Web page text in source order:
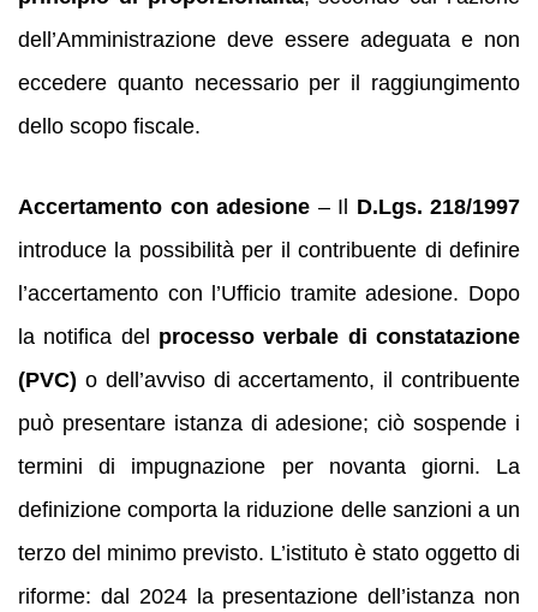
dell’Amministrazione deve essere adeguata e non
eccedere quanto necessario per il raggiungimento
dello scopo fiscale.
Accertamento con adesione – Il D.Lgs. 218/1997
introduce la possibilità per il contribuente di definire
l’accertamento con l’Ufficio tramite adesione. Dopo
la notifica del processo verbale di constatazione
(PVC) o dell’avviso di accertamento, il contribuente
può presentare istanza di adesione; ciò sospende i
termini di impugnazione per novanta giorni. La
definizione comporta la riduzione delle sanzioni a un
terzo del minimo previsto. L’istituto è stato oggetto di
riforme: dal 2024 la presentazione dell’istanza non